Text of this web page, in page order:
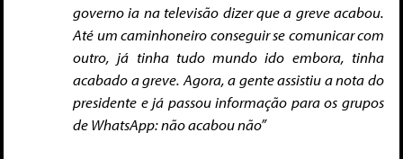
governo ia na televisão dizer que a greve acabou.
Até um caminhoneiro conseguir se comunicar com
outro, já tinha tudo mundo ido embora, tinha
acabado a greve. Agora, a gente assistiu a nota do
presidente e já passou informação para os grupos
de WhatsApp: não acabou não”